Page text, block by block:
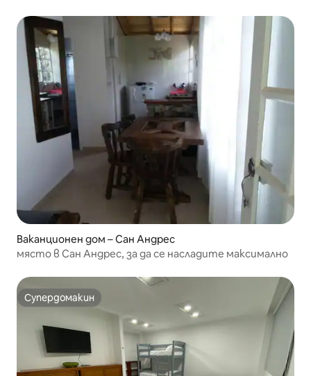
Ваканционен дом – Сан Андрес
място в Сан Андрес, за да се насладите максимално
Супердомакин
Супердомакин